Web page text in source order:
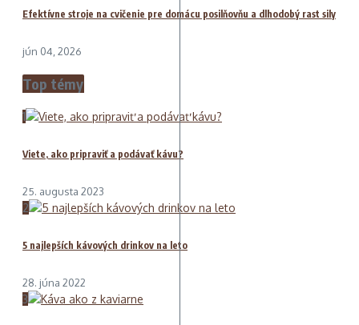
Efektívne stroje na cvičenie pre domácu posilňovňu a dlhodobý rast sily
jún 04, 2026
Top témy
1
Viete, ako pripraviť a podávať kávu?
25. augusta 2023
2
5 najlepších kávových drinkov na leto
28. júna 2022
3